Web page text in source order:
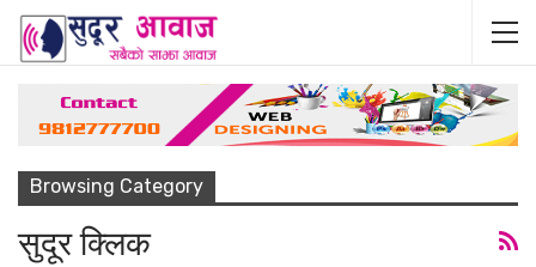
Browsing Category
सुदूर क्लिक